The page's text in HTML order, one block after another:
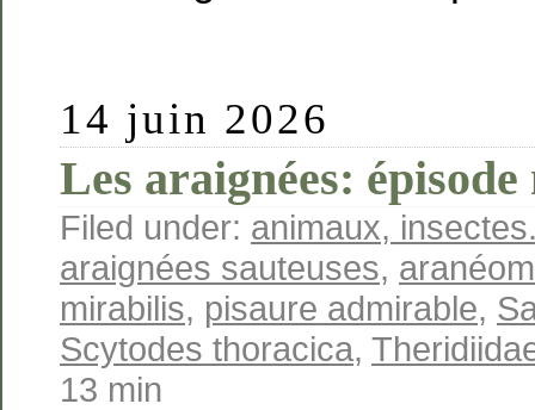
14 juin 2026
Les araignées: épisode
Filed under: animaux,
araignées sauteuses,
mirabilis, pisaure admirable,
Scytodes thoracica,
13 min